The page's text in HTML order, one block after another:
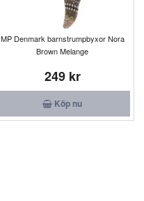
MP Denmark barnstrumpbyxor Nora
Brown Melange
249 kr
Köp nu